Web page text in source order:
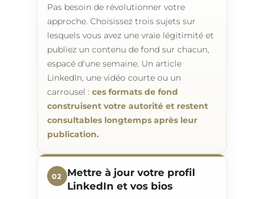
Pas besoin de révolutionner votre
approche. Choisissez trois sujets sur
lesquels vous avez une vraie légitimité et
publiez un contenu de fond sur chacun,
espacé d'une semaine. Un article
LinkedIn, une vidéo courte ou un
carrousel : ces formats de fond
construisent votre autorité et restent
consultables longtemps après leur
publication.
02
Mettre à jour votre profil
LinkedIn et vos bios